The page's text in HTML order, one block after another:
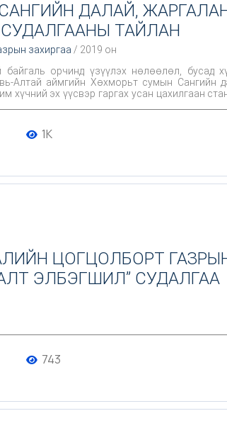
ДАЛАЙ,
ТАЙЛАН
захиргаа / 2019 он
орчинд үзүүлэх нөлөөлөл,
Алтай аймгийн Хөхморьт сумын Сангийн
хүчний эх үүсвэр гаргах усан цахилгаан
Эрээн нууруудын гидрохими,
судлаачдын баг хийж гүйцэтгэлээ.
1K
ЦОГЦОЛБОРТ
ЭЛБЭГШИЛ” СУДАЛГАА
743